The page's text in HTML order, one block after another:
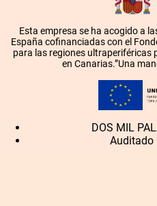
Esta empresa se ha acogido a
España cofinanciadas con el
para las regiones ultraperiféricas
en Canarias.”Una
DOS MIL
Auditado